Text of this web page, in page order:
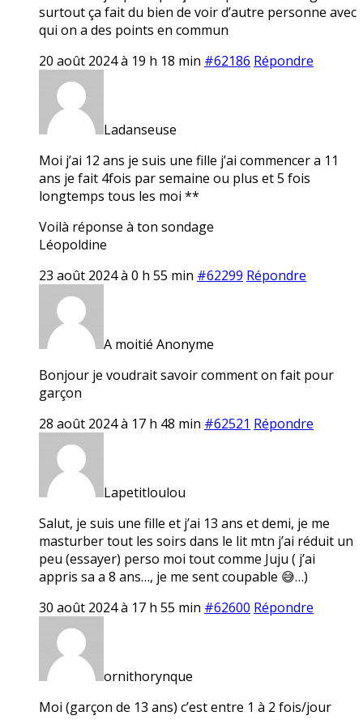
surtout ça fait du bien de voir d’autre personne avec
qui on a des points en commun
20 août 2024 à 19 h 18 min #62186 Répondre
Ladanseuse
Moi j’ai 12 ans je suis une fille j’ai commencer a 11
ans je fait 4fois par semaine ou plus et 5 fois
longtemps tous les moi **
Voilà réponse à ton sondage
Léopoldine
23 août 2024 à 0 h 55 min #62299 Répondre
A moitié Anonyme
Bonjour je voudrait savoir comment on fait pour
garçon
28 août 2024 à 17 h 48 min #62521 Répondre
Lapetitloulou
Salut, je suis une fille et j’ai 13 ans et demi, je me
masturber tout les soirs dans le lit mtn j’ai réduit un
peu (essayer) perso moi tout comme Juju ( j’ai
appris sa a 8 ans…, je me sent coupable 😅…)
30 août 2024 à 17 h 55 min #62600 Répondre
ornithorynque
Moi (garçon de 13 ans) c’est entre 1 à 2 fois/jour